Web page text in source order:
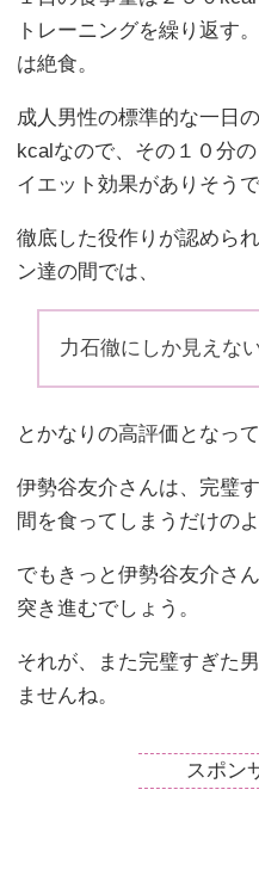
トレーニングを繰り返す
は絶食。
成人男性の標準的な一日
kcalなので、その１０分
イエット効果がありそうで
徹底した役作りが認めら
ン達の間では、
力石徹にしか見えな
とかなりの高評価となっ
伊勢谷友介さんは、完璧
間を食ってしまうだけの
でもきっと伊勢谷友介さ
突き進むでしょう。
それが、また完璧すぎた
ませんね。
スポン